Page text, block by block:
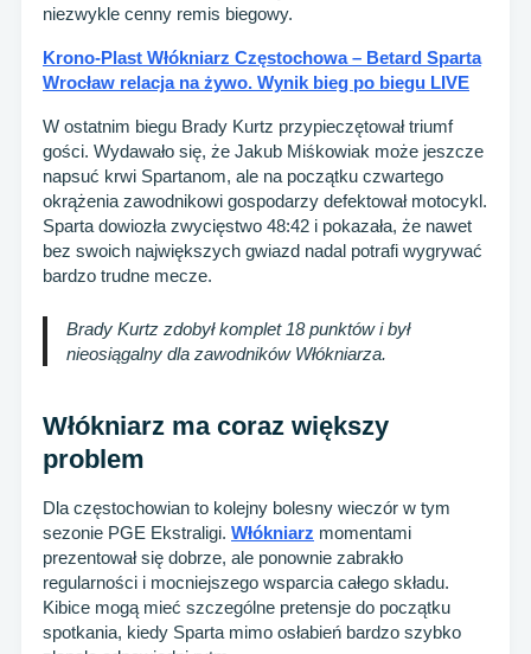
niezwykle cenny remis biegowy.
Krono-Plast Włókniarz Częstochowa – Betard Sparta
Wrocław relacja na żywo. Wynik bieg po biegu LIVE
W ostatnim biegu Brady Kurtz przypieczętował triumf
gości. Wydawało się, że Jakub Miśkowiak może jeszcze
napsuć krwi Spartanom, ale na początku czwartego
okrążenia zawodnikowi gospodarzy defektował motocykl.
Sparta dowiozła zwycięstwo 48:42 i pokazała, że nawet
bez swoich największych gwiazd nadal potrafi wygrywać
bardzo trudne mecze.
Brady Kurtz zdobył komplet 18 punktów i był
nieosiągalny dla zawodników Włókniarza.
Włókniarz ma coraz większy
problem
Dla częstochowian to kolejny bolesny wieczór w tym
sezonie PGE Ekstraligi. Włókniarz momentami
prezentował się dobrze, ale ponownie zabrakło
regularności i mocniejszego wsparcia całego składu.
Kibice mogą mieć szczególne pretensje do początku
spotkania, kiedy Sparta mimo osłabień bardzo szybko